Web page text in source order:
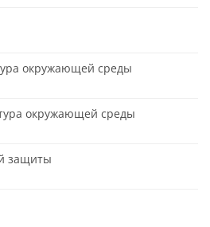
окружающей среды
окружающей среды
защиты